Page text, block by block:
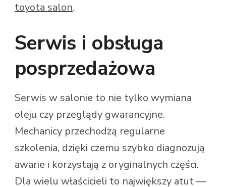
toyota salon.
Serwis i obsługa
posprzedażowa
Serwis w salonie to nie tylko wymiana
oleju czy przeglądy gwarancyjne.
Mechanicy przechodzą regularne
szkolenia, dzięki czemu szybko diagnozują
awarie i korzystają z oryginalnych części.
Dla wielu właścicieli to największy atut —